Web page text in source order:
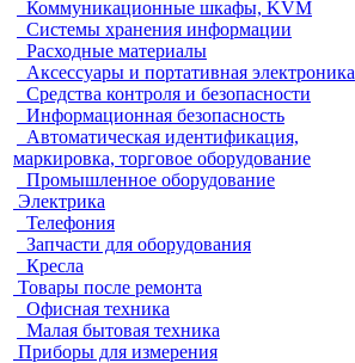
Коммуникационные шкафы, KVM
Системы хранения информации
Расходные материалы
Аксессуары и портативная электроника
Средства контроля и безопасности
Информационная безопасность
Автоматическая идентификация,
маркировка, торговое оборудование
Промышленное оборудование
Электрика
Телефония
Запчасти для оборудования
Кресла
Товары после ремонта
Офисная техника
Малая бытовая техника
Приборы для измерения